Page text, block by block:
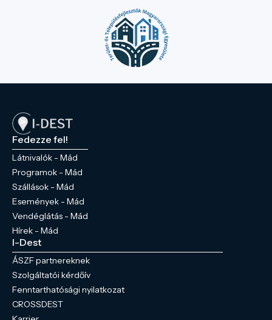
Fedezze fel!
Látnivalók - Mád
Programok - Mád
Szállások - Mád
Események - Mád
Vendéglátás - Mád
Hírek - Mád
I-Dest
ÁSZF partnereknek
Szolgáltatói kérdőív
Fenntarthatósági nyilatkozat
CROSSDEST